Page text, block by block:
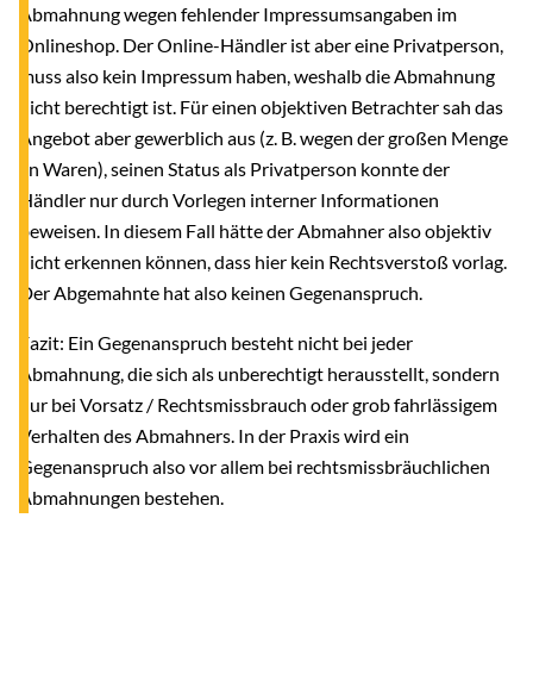
Abmahnung wegen fehlender Impressumsangaben im
Onlineshop. Der Online-Händler ist aber eine Privatperson,
muss also kein Impressum haben, weshalb die Abmahnung
nicht berechtigt ist. Für einen objektiven Betrachter sah das
Angebot aber gewerblich aus (z. B. wegen der großen Menge
an Waren), seinen Status als Privatperson konnte der
Händler nur durch Vorlegen interner Informationen
beweisen. In diesem Fall hätte der Abmahner also objektiv
nicht erkennen können, dass hier kein Rechtsverstoß vorlag.
Der Abgemahnte hat also keinen Gegenanspruch.
Fazit: Ein Gegenanspruch besteht nicht bei jeder
Abmahnung, die sich als unberechtigt herausstellt, sondern
nur bei Vorsatz / Rechtsmissbrauch oder grob fahrlässigem
Verhalten des Abmahners. In der Praxis wird ein
Gegenanspruch also vor allem bei rechtsmissbräuchlichen
Abmahnungen bestehen.